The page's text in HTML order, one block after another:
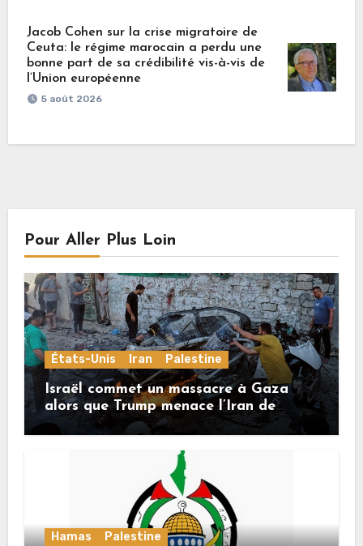
Jacob Cohen sur la crise migratoire de
Ceuta: le régime marocain a perdu une
bonne part de sa crédibilité vis-à-vis de
l’Union européenne
5 août 2026
Pour Aller Plus Loin
États-Unis Iran Palestine
Israël commet un massacre à Gaza
alors que Trump menace l’Iran de
«décapitation»
Hamas Palestine